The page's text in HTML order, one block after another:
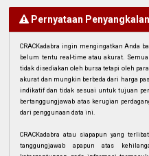
Pernyataan Penyangkalan
CRACKadabra ingin mengingatkan Anda
belum tentu real-time atau akurat.
tidak disediakan oleh bursa tetapi oleh
akurat dan mungkin berbeda dari harga
indikatif dan tidak sesuai untuk tujuan
bertanggungjawab atas kerugian
dari penggunaan data ini.
CRACKadabra atau siapapun yang
tanggungjawab apapun atas